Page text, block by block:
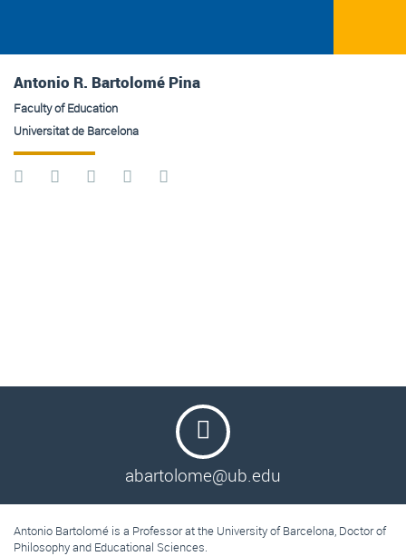
Antonio R. Bartolomé Pina
Faculty of Education
Universitat de Barcelona
abartolome@ub.edu
Antonio Bartolomé is a Professor at the University of Barcelona, Doctor of
Philosophy and Educational Sciences.